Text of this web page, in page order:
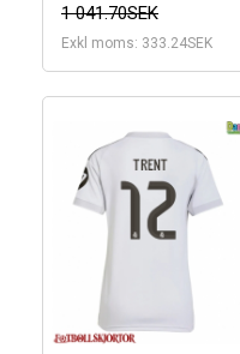
1 041.70SEK
Exkl moms: 333.24SEK